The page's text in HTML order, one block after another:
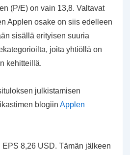
(P/E) on vain 13,8. Valtavat
Applen osake on siis edelleen
sisällä erityisen suuria
joita yhtiöllä on
kehitteillä.
julkistamisen
blogiin Applen
8,26 USD. Tämän jälkeen